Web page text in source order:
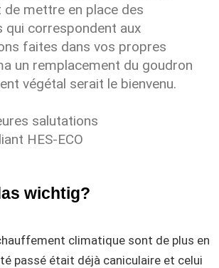
mettre en place des
qui correspondent aux
faites dans vos propres
un remplacement du goudron
végétal serait le bienvenu.
salutations
HES-ECO
wichtig?
climatique sont de plus en
passé était déjà caniculaire et celui